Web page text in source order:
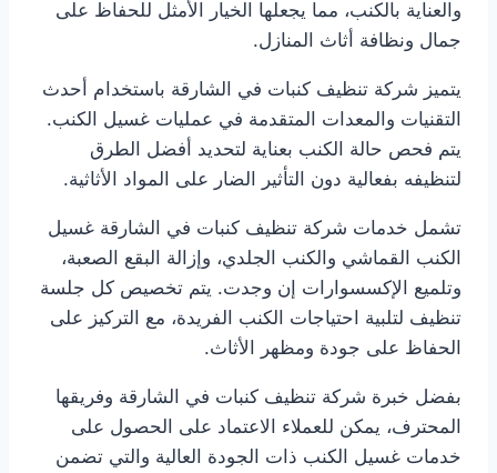
والعناية بالكنب، مما يجعلها الخيار الأمثل للحفاظ على
جمال ونظافة أثاث المنازل.
يتميز شركة تنظيف كنبات في الشارقة باستخدام أحدث
التقنيات والمعدات المتقدمة في عمليات غسيل الكنب.
يتم فحص حالة الكنب بعناية لتحديد أفضل الطرق
لتنظيفه بفعالية دون التأثير الضار على المواد الأثاثية.
تشمل خدمات شركة تنظيف كنبات في الشارقة غسيل
الكنب القماشي والكنب الجلدي، وإزالة البقع الصعبة،
وتلميع الإكسسوارات إن وجدت. يتم تخصيص كل جلسة
تنظيف لتلبية احتياجات الكنب الفريدة، مع التركيز على
الحفاظ على جودة ومظهر الأثاث.
بفضل خبرة شركة تنظيف كنبات في الشارقة وفريقها
المحترف، يمكن للعملاء الاعتماد على الحصول على
خدمات غسيل الكنب ذات الجودة العالية والتي تضمن